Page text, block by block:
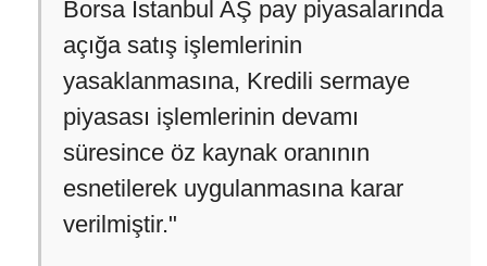
Borsa İstanbul AŞ pay piyasalarında
açığa satış işlemlerinin
yasaklanmasına, Kredili sermaye
piyasası işlemlerinin devamı
süresince öz kaynak oranının
esnetilerek uygulanmasına karar
verilmiştir."